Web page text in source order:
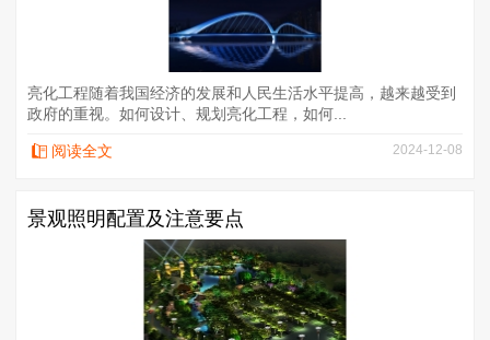
亮化工程随着我国经济的发展和人民生活水平提高，越来越受到
政府的重视。如何设计、规划亮化工程，如何...
阅读全文 2024-12-08
景观照明配置及注意要点